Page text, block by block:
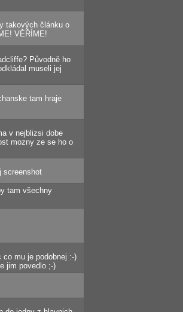
takových článku o
VĚŘÍME!
Původně ho
museli jej
tam hraje
v nejblizsi dobe
mozny ze se ho o
screenshot
tam všechny
mu je podobnej :-)
jim povedlo ;-)